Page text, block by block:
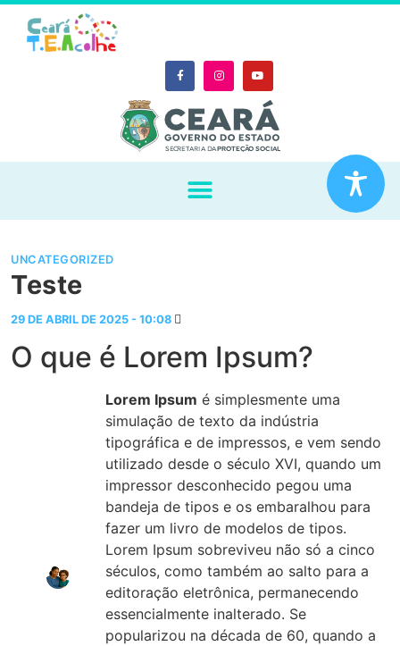
UNCATEGORIZED
Teste
29 DE ABRIL DE 2025 - 10:08
O que é Lorem Ipsum?
Lorem Ipsum é simplesmente uma
simulação de texto da indústria
tipográfica e de impressos, e vem sendo
utilizado desde o século XVI, quando um
impressor desconhecido pegou uma
bandeja de tipos e os embaralhou para
fazer um livro de modelos de tipos.
Lorem Ipsum sobreviveu não só a cinco
séculos, como também ao salto para a
editoração eletrônica, permanecendo
essencialmente inalterado. Se
popularizou na década de 60, quando a